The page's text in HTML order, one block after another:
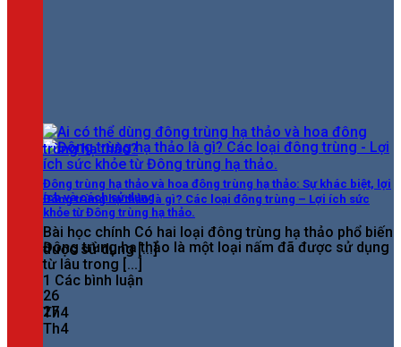
Đông trùng hạ thảo là gì? Các loại đông trùng – Lợi ích sức
khỏe từ Đông trùng hạ thảo.
Đông trùng hạ thảo là một loại nấm đã được sử dụng
từ lâu trong [...]
26
Th4
Đông trùng hạ thảo và hoa đông trùng hạ thảo: Sự khác biệt, lợi
ích và cách sử dụng
Bài học chính Có hai loại đông trùng hạ thảo phổ biến
được sử dụng [...]
1 Các bình luận
27
Th4